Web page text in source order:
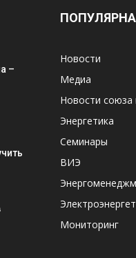
–
Новости
Медиа
Новости союза
Энергетика
Семинары
ВИЭ
Мониторинг